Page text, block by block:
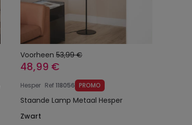
Voorheen 53,99 €
48,99 €
Hesper Ref118056 PROMO
Staande Lamp Metaal Hesper
Zwart